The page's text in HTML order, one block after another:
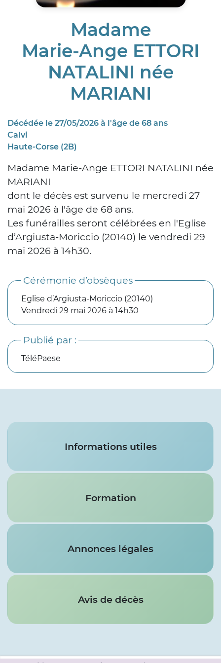
Madame
Marie-Ange ETTORI
NATALINI née
MARIANI
Décédée le 27/05/2026 à l'âge de 68 ans
Calvi
Haute-Corse (2B)
Madame Marie-Ange ETTORI NATALINI née
MARIANI
dont le décès est survenu le mercredi 27
mai 2026 à l'âge de 68 ans.
Les funérailles seront célébrées en l'Eglise
d’Argiusta-Moriccio (20140) le vendredi 29
mai 2026 à 14h30.
Cérémonie d’obsèques
Eglise d’Argiusta-Moriccio (20140)
Vendredi 29 mai 2026 à 14h30
Publié par :
TéléPaese
Services
Informations utiles
Formation
Annonces légales
Avis de décès